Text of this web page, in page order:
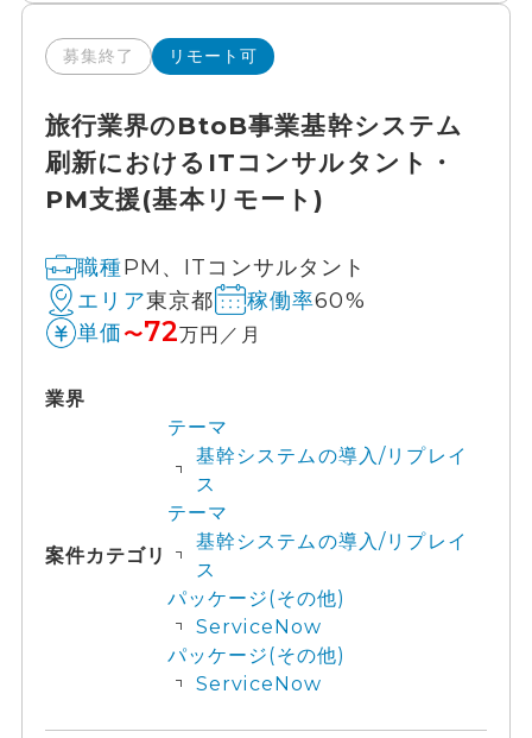
募集終了 リモート可
旅行業界のBtoB事業基幹システム
刷新におけるITコンサルタント・
PM支援(基本リモート)
職種PM、ITコンサルタント
エリア東京都 稼働率60%
単価 〜72万円／月
業界
案件カテゴリ
テーマ
基幹システムの導入/リプレイ
ス
テーマ
基幹システムの導入/リプレイ
ス
パッケージ(その他)
ServiceNow
パッケージ(その他)
ServiceNow